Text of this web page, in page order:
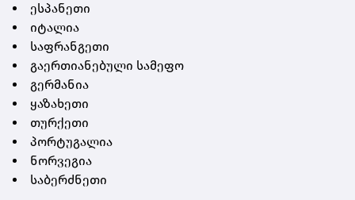
ესპანეთი
იტალია
საფრანგეთი
გაერთიანებული სამეფო
გერმანია
ყაზახეთი
თურქეთი
პორტუგალია
ნორვეგია
საბერძნეთი